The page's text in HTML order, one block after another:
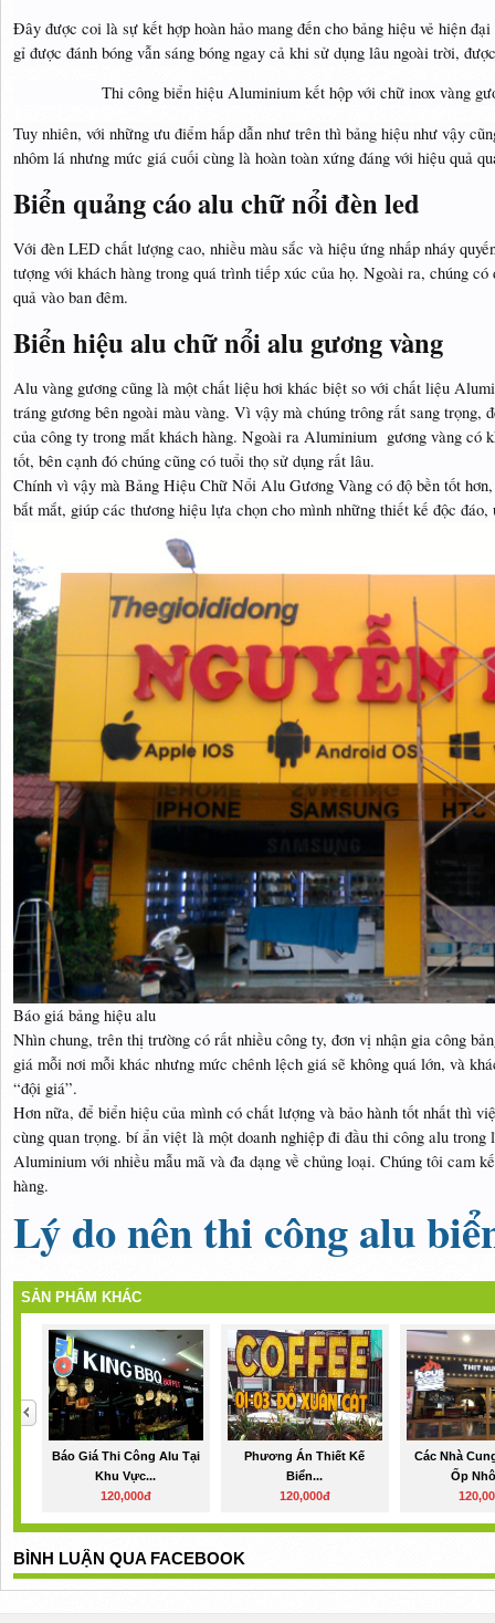
Đây được coi là sự kết hợp hoàn hảo mang đến cho bảng hiệu vẻ hiện
gỉ được đánh bóng vẫn sáng bóng ngay cả khi sử dụng lâu ngoài trời,
Thi công biển hiệu Aluminium kết hộp với chữ inox vàng
Tuy nhiên, với những ưu điểm hấp dẫn như trên thì bảng hiệu như vậy
nhôm lá nhưng mức giá cuối cùng là hoàn toàn xứng đáng với hiệu quả
Biển quảng cáo alu chữ nổi đèn led
Với đèn LED chất lượng cao, nhiều màu sắc và hiệu ứng nhấp nháy
tượng với khách hàng trong quá trình tiếp xúc của họ. Ngoài ra, chúng
quả vào ban đêm.
Biển hiệu alu chữ nổi alu gương vàng
Alu vàng gương cũng là một chất liệu hơi khác biệt so với chất liệu
tráng gương bên ngoài màu vàng. Vì vậy mà chúng trông rất sang trọng,
của công ty trong mắt khách hàng. Ngoài ra Aluminium gương vàng có
tốt, bên cạnh đó chúng cũng có tuổi thọ sử dụng rất lâu.
Chính vì vậy mà Bảng Hiệu Chữ Nổi Alu Gương Vàng có độ bền tốt
bắt mắt, giúp các thương hiệu lựa chọn cho mình những thiết kế độc
Báo giá bảng hiệu alu
Nhìn chung, trên thị trường có rất nhiều công ty, đơn vị nhận gia công
giá mỗi nơi mỗi khác nhưng mức chênh lệch giá sẽ không quá lớn, và
“đội giá”.
Hơn nữa, để biển hiệu của mình có chất lượng và bảo hành tốt nhất thì
cùng quan trọng. bí ẩn việt là một doanh nghiệp đi đầu thi công alu
Aluminium với nhiều mẫu mã và đa dạng về chủng loại. Chúng tôi cam
hàng.
Lý do nên thi công alu
SẢN PHẨM KHÁC
Báo Giá Thi Công Alu Tại
Khu Vực...
120,000đ
Phương Án Thiết Kế
Biển...
120,000đ
Các Nhà
Ốp
BÌNH LUẬN QUA FACEBOOK